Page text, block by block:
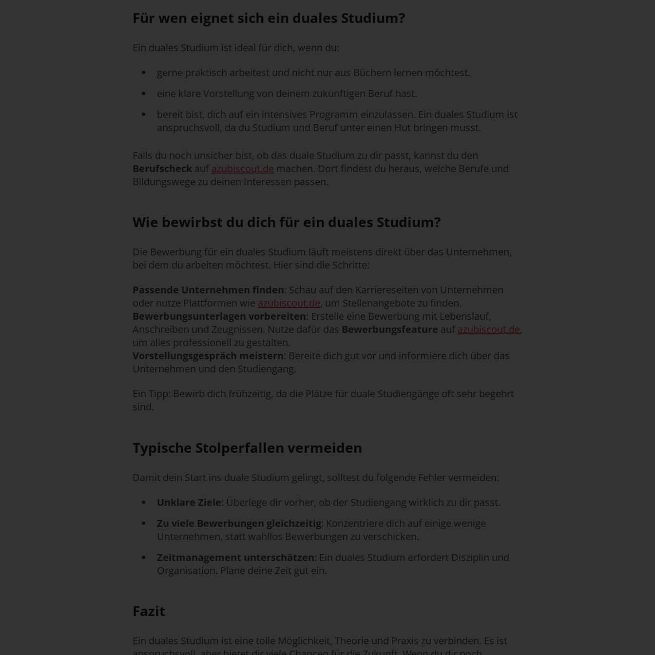
Für wen eignet sich ein duales Studium?
Ein duales Studium ist ideal für dich, wenn du:
gerne praktisch arbeitest und nicht nur aus Büchern lernen möchtest.
eine klare Vorstellung von deinem zukünftigen Beruf hast.
bereit bist, dich auf ein intensives Programm einzulassen. Ein duales Studium ist
anspruchsvoll, da du Studium und Beruf unter einen Hut bringen musst.
Falls du noch unsicher bist, ob das duale Studium zu dir passt, kannst du den
Berufscheck auf azubiscout.de machen. Dort findest du heraus, welche Berufe und
Bildungswege zu deinen Interessen passen.
Wie bewirbst du dich für ein duales Studium?
Die Bewerbung für ein duales Studium läuft meistens direkt über das Unternehmen,
bei dem du arbeiten möchtest. Hier sind die Schritte:
Passende Unternehmen finden: Schau auf den Karriereseiten von Unternehmen
oder nutze Plattformen wie azubiscout.de, um Stellenangebote zu finden.
Bewerbungsunterlagen vorbereiten: Erstelle eine Bewerbung mit Lebenslauf,
Anschreiben und Zeugnissen. Nutze dafür das Bewerbungsfeature auf azubiscout.de,
um alles professionell zu gestalten.
Vorstellungsgespräch meistern: Bereite dich gut vor und informiere dich über das
Unternehmen und den Studiengang.
Ein Tipp: Bewirb dich frühzeitig, da die Plätze für duale Studiengänge oft sehr begehrt
sind.
Typische Stolperfallen vermeiden
Damit dein Start ins duale Studium gelingt, solltest du folgende Fehler vermeiden:
Unklare Ziele: Überlege dir vorher, ob der Studiengang wirklich zu dir passt.
Zu viele Bewerbungen gleichzeitig: Konzentriere dich auf einige wenige
Unternehmen, statt wahllos Bewerbungen zu verschicken.
Zeitmanagement unterschätzen: Ein duales Studium erfordert Disziplin und
Organisation. Plane deine Zeit gut ein.
Fazit
Ein duales Studium ist eine tolle Möglichkeit, Theorie und Praxis zu verbinden. Es ist